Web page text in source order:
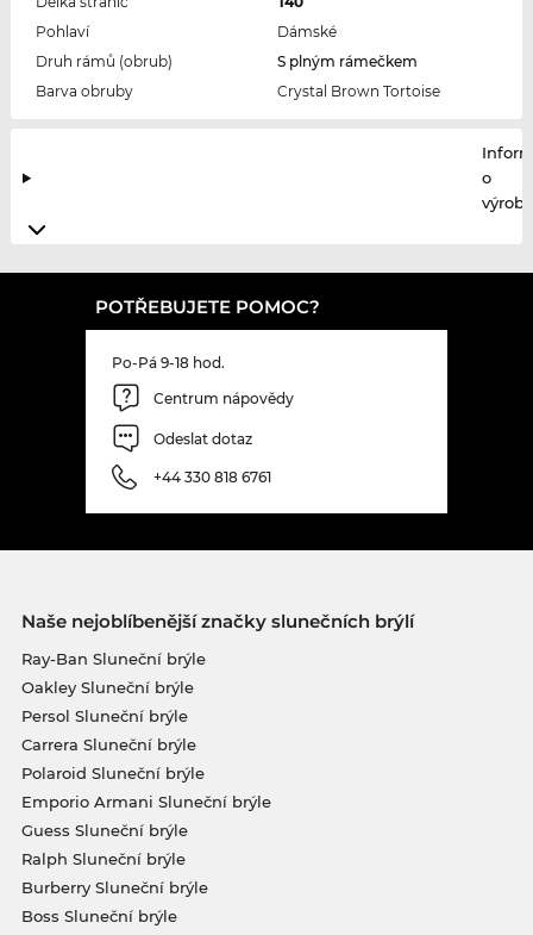
Pohlaví
Dámské
Druh rámů (obrub)
S plným rámečkem
Barva obruby
Crystal Brown Tortoise
o
POTŘEBUJETE POMOC?
Po-Pá 9-18 hod.
Centrum nápovědy
Odeslat dotaz
+44 330 818 6761
Naše nejoblíbenější značky slunečních brýlí
Ray-Ban Sluneční brýle
Oakley Sluneční brýle
Persol Sluneční brýle
Carrera Sluneční brýle
Polaroid Sluneční brýle
Emporio Armani Sluneční brýle
Guess Sluneční brýle
Ralph Sluneční brýle
Burberry Sluneční brýle
Boss Sluneční brýle